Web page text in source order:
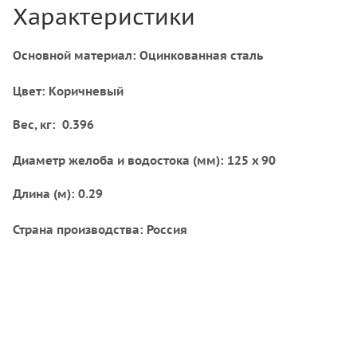
Характеристики
Основной материал: Оцинкованная сталь
Цвет: Коричневый
Вес, кг: 0.396
Диаметр желоба и водостока (мм): 125 x 90
Длина (м): 0.29
Страна производства: Россия